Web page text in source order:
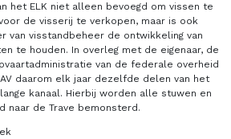
het ELK niet alleen bevoegd om vissen te
de visserij te verkopen, maar is ook
van visstandbeheer de ontwikkeling van
te houden. In overleg met de eigenaar, de
van de federale overheid
daarom elk jaar dezelfde delen van het
kanaal. Hierbij worden alle stuwen en
naar de Trave bemonsterd.